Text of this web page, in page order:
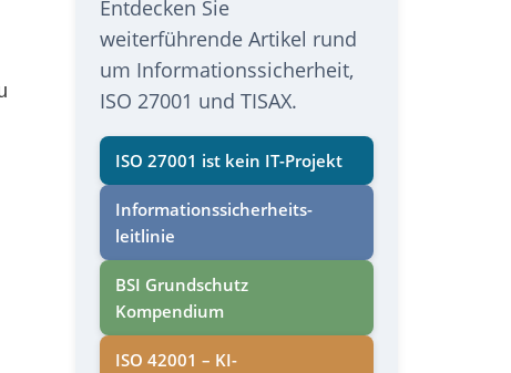
Entdecken Sie
weiterführende Artikel rund
um Informationssicherheit,
ISO 27001 und TISAX.
ISO 27001 ist kein IT-Projekt
Informations­sicherheits­
leitlinie
BSI Grundschutz
Kompendium
ISO 42001 – KI-